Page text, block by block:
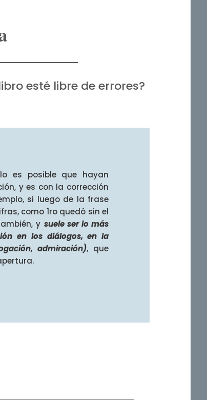
esté libre de errores?
es posible que hayan
y es con la corrección
si luego de la frase
como 1ro quedó sin el
y suele ser lo más
en los diálogos, en la
admiración), que